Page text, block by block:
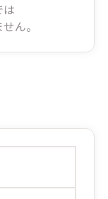
ん。